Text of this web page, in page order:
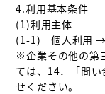
4.利用基本条件
(1)利用主体
(1-1)　個人利用
※企業その他の第
ては、14．「問
せください。